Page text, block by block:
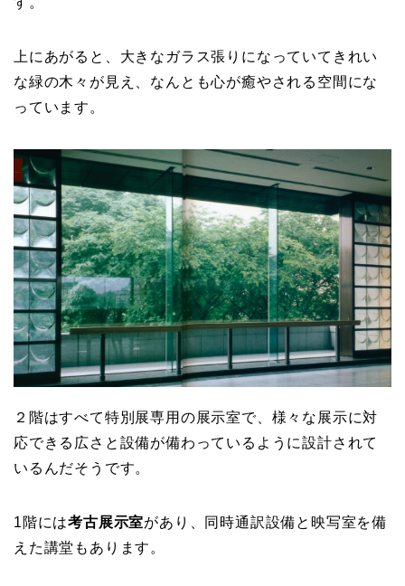
上にあがると、大きなガラス張りになっていてきれい
な緑の木々が見え、なんとも心が癒やされる空間にな
っています。
２階はすべて特別展専用の展示室で、様々な展示に対
応できる広さと設備が備わっているように設計されて
いるんだそうです。
1階には考古展示室があり、同時通訳設備と映写室を備
えた講堂もあります。